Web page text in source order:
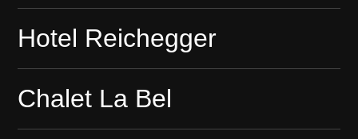
Hotel Reichegger
Chalet La Bel